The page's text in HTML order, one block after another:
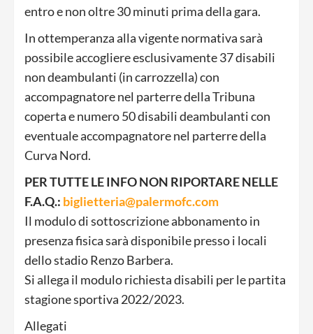
entro e non oltre 30 minuti prima della gara.
In ottemperanza alla vigente normativa sarà
possibile accogliere esclusivamente 37 disabili
non deambulanti (in carrozzella) con
accompagnatore nel parterre della Tribuna
coperta e numero 50 disabili deambulanti con
eventuale accompagnatore nel parterre della
Curva Nord.
PER TUTTE LE INFO NON RIPORTARE NELLE
F.A.Q.: biglietteria@palermofc.com
Il modulo di sottoscrizione abbonamento in
presenza fisica sarà disponibile presso i locali
dello stadio Renzo Barbera.
Si allega il modulo richiesta disabili per le partita
stagione sportiva 2022/2023.
Allegati